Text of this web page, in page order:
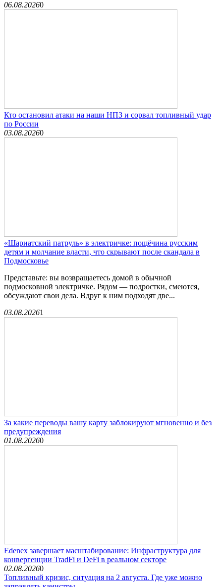
06.08.20260
Кто остановил атаки на наши НПЗ и сорвал топливный удар
по России
03.08.20260
«Шариатский патруль» в электричке: пощёчина русским
детям и молчание власти, что скрывают после скандала в
Подмосковье
Представьте: вы возвращаетесь домой в обычной
подмосковной электричке. Рядом — подростки, смеются,
обсуждают свои дела. Вдруг к ним подходят две...
03.08.20261
За какие переводы вашу карту заблокируют мгновенно и без
предупреждения
01.08.20260
Edenex завершает масштабирование: Инфраструктура для
конвергенции TradFi и DeFi в реальном секторе
02.08.20260
Топливный кризис, ситуация на 2 августа. Где уже можно